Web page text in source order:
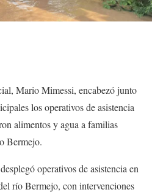
Mario Mimessi, encabezó junto
los operativos de asistencia
alimentos y agua a familias
Bermejo.
operativos de asistencia en
río Bermejo, con intervenciones